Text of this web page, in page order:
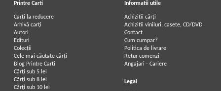
Printre Carti
Carți la reducere
Arhivă carți
Autori
Edituri
Colecții
Cele mai căutate cărți
Blog Printre Carti
Cărţi sub 5 lei
Cărţi sub 8 lei
Cărţi sub 10 lei
Informatii utile
Achizitii cărți
Achizitii viniluri, casete, CD/DVD
Contact
Cum cumpar?
Politica de livrare
Retur comenzi
Angajari - Cariere
Legal